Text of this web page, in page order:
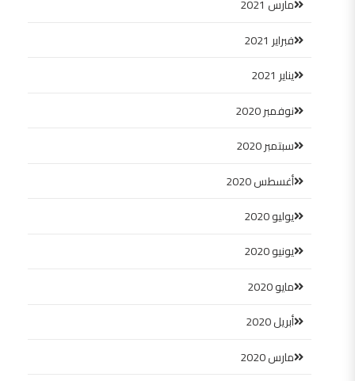
مارس 2021
فبراير 2021
يناير 2021
نوفمبر 2020
سبتمبر 2020
أغسطس 2020
يوليو 2020
يونيو 2020
مايو 2020
أبريل 2020
مارس 2020